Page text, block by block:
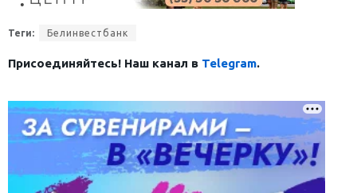
Теги: Белинвестбанк
Присоединяйтесь! Наш канал в Telegram.